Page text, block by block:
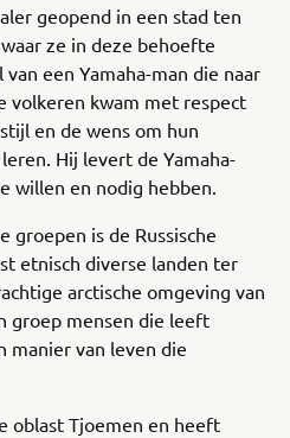
geopend in een stad ten
ze in deze behoefte
een Yamaha-man die naar
volkeren kwam met respect
en de wens om hun
Hij levert de Yamaha-
willen en nodig hebben.
groepen is de Russische
etnisch diverse landen ter
arctische omgeving van
groep mensen die leeft
manier van leven die
oblast Tjoemen en heeft